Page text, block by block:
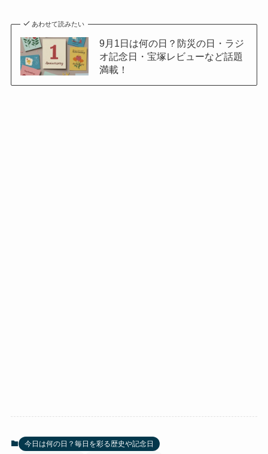
あわせて読みたい
9月1日は何の日？防災の日・ラジ
オ記念日・宝塚レビューなど話題
満載！
今日は何の日？毎日を彩る歴史や記念日